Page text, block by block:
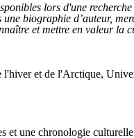
lors d'une
biographie d’auteur,
et mettre en valeur la
et de l'Arctique,
et une chronologie